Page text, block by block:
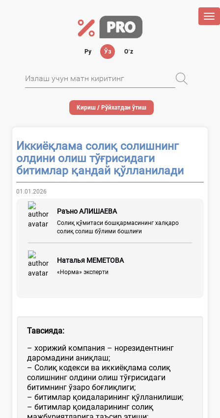
Ру Ўз Oʻz
Кириш / Рўйхатдан ўтиш
Иккиёқлама солиқ солишнинг
олдини олиш тўғрисидаги
битимлар қандай қўлланилади
01.01.2026
Раъно АЛИШАЕВА
Солиқ қўмитаси бошқармасининг халқаро
солиқ солиш бўлими бошлиғи
Наталья МЕМЕТОВА
«Норма» эксперти
Тавсияда:
– хорижий компания – норезидентнинг
даромадини аниқлаш;
– Солиқ кодекси ва иккиёқлама солиқ
солишнинг олдини олиш тўғрисидаги
битимнинг ўзаро боғлиқлиги;
– битимлар қоидаларининг қўлланилиши;
– битимлар қоидаларининг солиқ